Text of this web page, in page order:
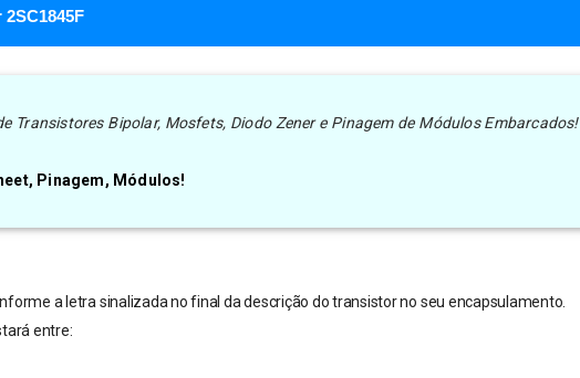
Transistores Bipolar, Mosfets, Diodo Zener e Pinagem de Módulos Embarcados!
Pinagem, Módulos!
a letra sinalizada no final da descrição do transistor no seu encapsulamento.
entre: